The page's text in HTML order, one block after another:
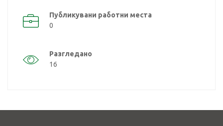
Публикувани работни места
0
Разгледано
16